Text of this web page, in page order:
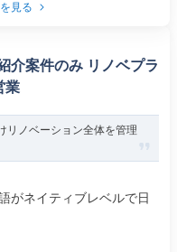
見る
介案件のみ リノベプラ
業
リノベーション全体を管理
がネイティブレベルで日